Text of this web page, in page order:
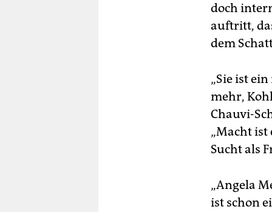
doch
auftritt,
dem
„Sie ist
mehr,
Chauvi-
„Macht ist
Sucht als
„Angela
ist schon